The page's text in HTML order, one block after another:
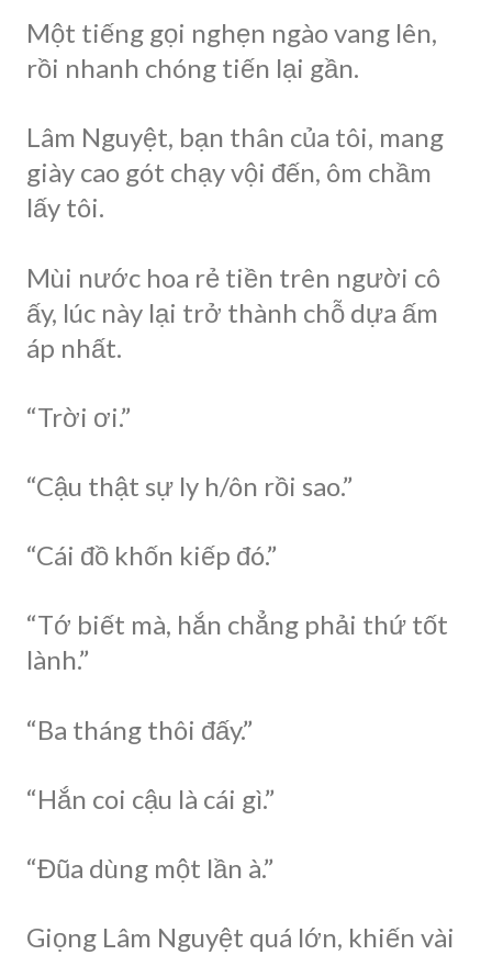
Một tiếng gọi nghẹn ngào vang lên,
rồi nhanh chóng tiến lại gần.
Lâm Nguyệt, bạn thân của tôi, mang
giày cao gót chạy vội đến, ôm chầm
lấy tôi.
Mùi nước hoa rẻ tiền trên người cô
ấy, lúc này lại trở thành chỗ dựa ấm
áp nhất.
“Trời ơi.”
“Cậu thật sự ly h/ôn rồi sao.”
“Cái đồ khốn kiếp đó.”
“Tớ biết mà, hắn chẳng phải thứ tốt
lành.”
“Ba tháng thôi đấy.”
“Hắn coi cậu là cái gì.”
“Đũa dùng một lần à.”
Giọng Lâm Nguyệt quá lớn, khiến vài